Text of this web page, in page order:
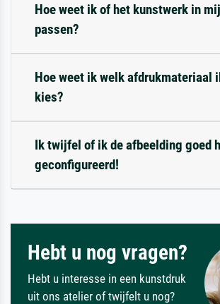
Hoe weet ik of het kunstwerk in
passen?
Hoe weet ik welk afdrukmateriaal
kies?
Ik twijfel of ik de afbeelding goed
geconfigureerd!
Hebt u nog vragen?
Hebt u interesse in een kunstdruk
uit ons atelier of twijfelt u nog?